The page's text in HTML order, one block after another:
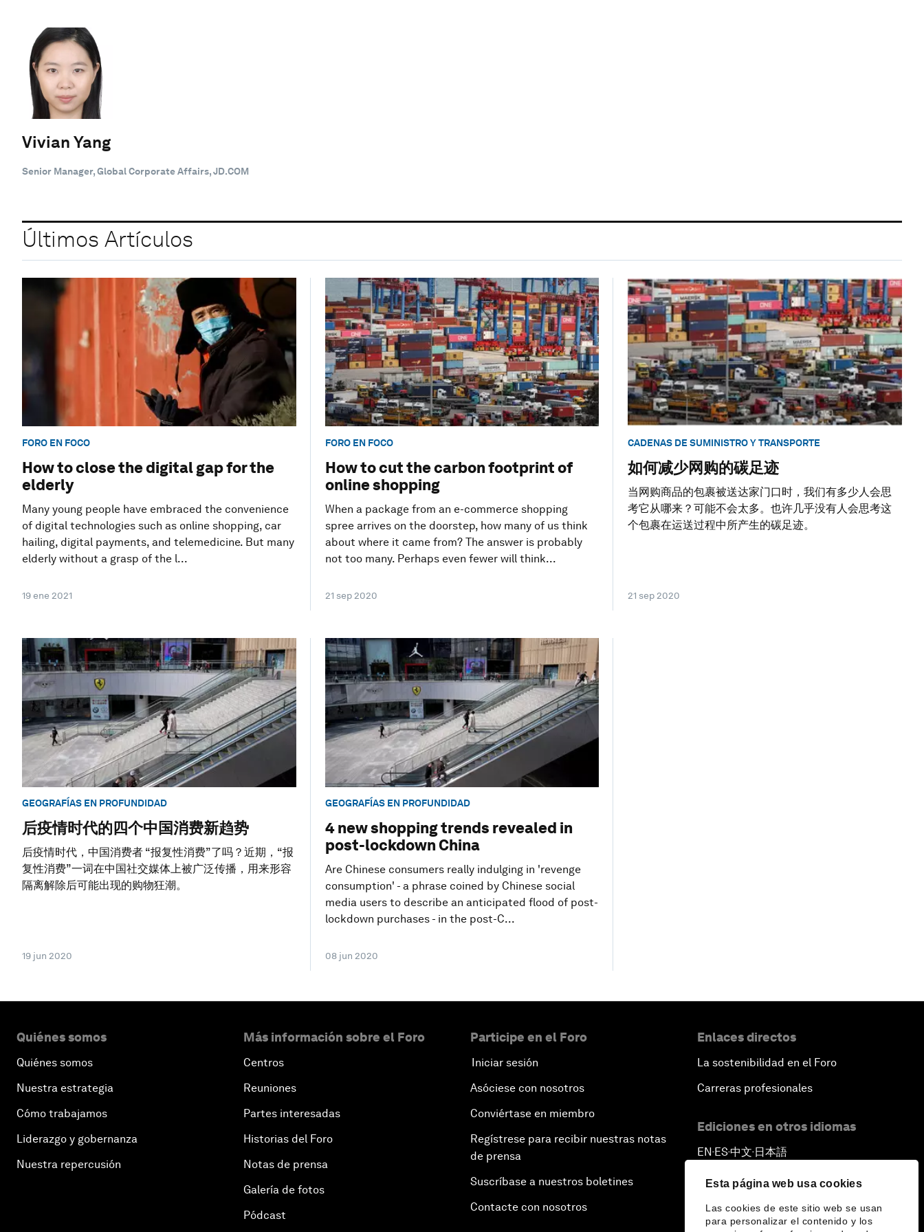
Esta página web usa cookies
Las cookies de este sitio web se usan
para personalizar el contenido y los
Vivian Yang
Senior Manager, Global Corporate Affairs, JD.COM
Últimos Artículos
FORO EN FOCO
How to close the digital gap for the
elderly
Many young people have embraced the convenience
of digital technologies such as online shopping, car
hailing, digital payments, and telemedicine. But many
elderly without a grasp of the l...
19 ene 2021
FORO EN FOCO
How to cut the carbon footprint of
online shopping
When a package from an e-commerce shopping
spree arrives on the doorstep, how many of us think
about where it came from? The answer is probably
not too many. Perhaps even fewer will think...
21 sep 2020
CADENAS DE SUMINISTRO Y TRANSPORTE
如何减少网购的碳足迹
当网购商品的包裹被送达家门口时，我们有多少人会思
考它从哪来？可能不会太多。也许几乎没有人会思考这
个包裹在运送过程中所产生的碳足迹。
21 sep 2020
GEOGRAFÍAS EN PROFUNDIDAD
后疫情时代的四个中国消费新趋势
后疫情时代，中国消费者 “报复性消费”了吗？近期，“报
复性消费”一词在中国社交媒体上被广泛传播，用来形容
隔离解除后可能出现的购物狂潮。
19 jun 2020
GEOGRAFÍAS EN PROFUNDIDAD
4 new shopping trends revealed in
post-lockdown China
Are Chinese consumers really indulging in 'revenge
consumption' - a phrase coined by Chinese social
media users to describe an anticipated flood of post-
lockdown purchases - in the post-C...
08 jun 2020
Quiénes somos
Quiénes somos
Nuestra estrategia
Cómo trabajamos
Liderazgo y gobernanza
Nuestra repercusión
Más información sobre el Foro
Centros
Reuniones
Partes interesadas
Historias del Foro
Notas de prensa
Galería de fotos
Pódcast
Participe en el Foro
Iniciar sesión
Asóciese con nosotros
Conviértase en miembro
Regístrese para recibir nuestras notas
de prensa
Suscríbase a nuestros boletines
Contacte con nosotros
Enlaces directos
La sostenibilidad en el Foro
Carreras profesionales
Ediciones en otros idiomas
EN ▪ ES▪中文▪ 日本語